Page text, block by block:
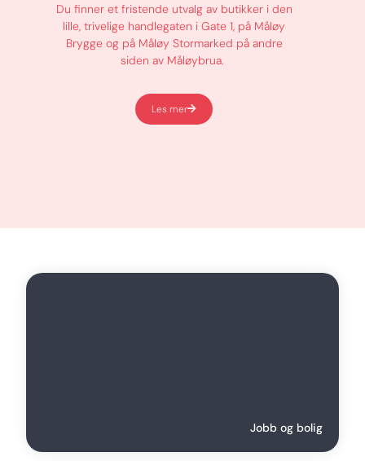
Du finner et fristende utvalg av butikker i den
lille, trivelige handlegaten i Gate 1, på Måløy
Brygge og på Måløy Stormarked på andre
siden av Måløybrua.
Les mer
Jobb og bolig